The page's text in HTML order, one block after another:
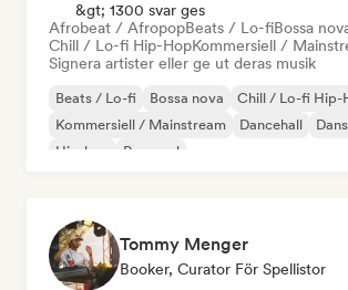
&gt; 1300 svar ges
Afrobeat / AfropopBeats / Lo-fiBossa
Chill / Lo-fi Hip-HopKommersiell /
Signera artister eller ge ut deras musik
Beats / Lo-fi Bossa nova
Chill / Lo-fi Hip-
Kommersiell / Mainstream
Dancehall
Hip-hop
Pop soul
Tommy Menger
Booker, Curator För Spellistor